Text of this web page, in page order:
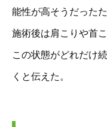
能性が高そうだった
施術後は肩こりや首
この状態がどれだけ
くと伝えた。